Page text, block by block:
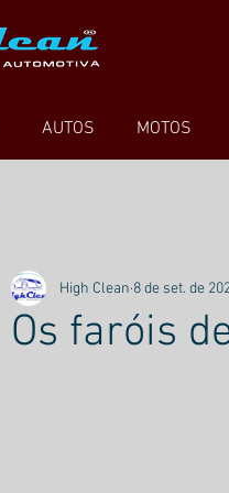
AUTOS MOTOS
Os faróis
High Clean 8 de set. de